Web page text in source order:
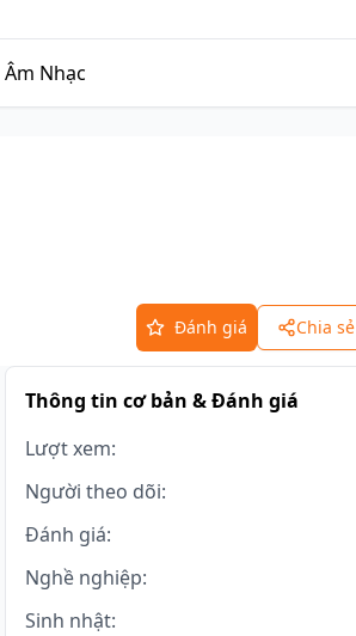
Âm Nhạc
Đánh giá Chia sẻ
Thông tin cơ bản & Đánh giá
Lượt xem:
Người theo dõi:
Đánh giá:
Nghề nghiệp:
Sinh nhật: